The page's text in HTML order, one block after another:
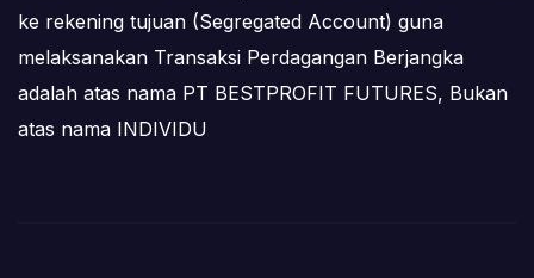
ke rekening tujuan (Segregated Account) guna
melaksanakan Transaksi Perdagangan Berjangka
adalah atas nama PT BESTPROFIT FUTURES, Bukan
atas nama INDIVIDU